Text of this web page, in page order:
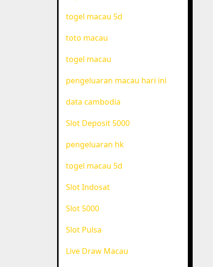
togel macau 5d
toto macau
togel macau
pengeluaran macau hari ini
data cambodia
Slot Deposit 5000
pengeluaran hk
togel macau 5d
Slot Indosat
Slot 5000
Slot Pulsa
Live Draw Macau